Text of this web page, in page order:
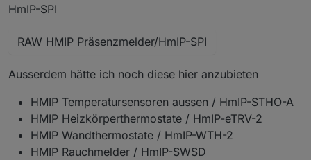
HmIP-SPI
RAW HMIP Präsenzmelder/HmIP-SPI
Ausserdem hätte ich noch diese hier anzubieten
HMIP Temperatursensoren aussen / HmIP-STHO-A
HMIP Heizkörperthermostate / HmIP-eTRV-2
HMIP Wandthermostate / HmIP-WTH-2
HMIP Rauchmelder / HmIP-SWSD